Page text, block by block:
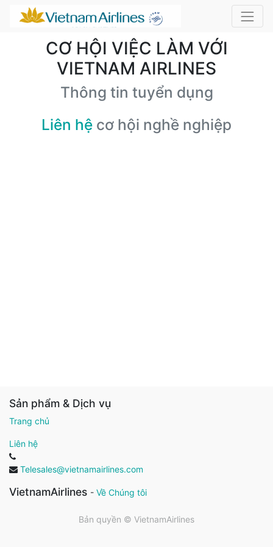
CƠ HỘI VIỆC LÀM VỚI
VIETNAM AIRLINES
Thông tin tuyển dụng
Liên hệ cơ hội nghề nghiệp
Sản phẩm & Dịch vụ
Trang chủ
Liên hệ
Telesales@vietnamairlines.com
VietnamAirlines - Về Chúng tôi
Bản quyền © VietnamAirlines